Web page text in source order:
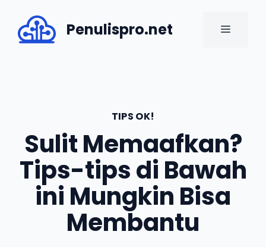
content
Penulispro.net MENU
TIPS OK!
Sulit Memaafkan?
Tips-tips di Bawah
ini Mungkin Bisa
Membantu